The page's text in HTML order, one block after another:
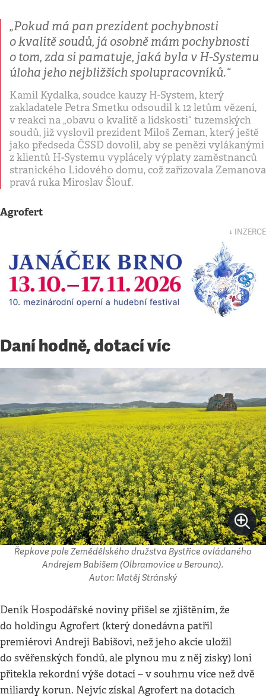
„Pokud má pan prezident pochybnosti
o kvalitě soudů, já osobně mám pochybnosti
o tom, zda si pamatuje, jaká byla v H-Systemu
úloha jeho nejbližších spolupracovníků.“
Kamil Kydalka, soudce kauzy H-System, který
zakladatele Petra Smetku odsoudil k 12 letům vězení,
v reakci na „obavu o kvalitě a lidskosti“ tuzemských
soudů, již vyslovil prezident Miloš Zeman, který ještě
jako předseda ČSSD dovolil, aby se penězi vylákanými
z klientů H-Systemu vyplácely výplaty zaměstnanců
stranického Lidového domu, což zařizovala Zemanova
pravá ruka Miroslav Šlouf.
Agrofert
↓ INZERCE
Daní hodně, dotací víc
Řepkove pole Zemědělského družstva Bystřice ovládaného
Andrejem Babišem (Olbramovice u Berouna).
Autor: Matěj Stránský
Deník Hospodářské noviny přišel se zjištěním, že
do holdingu Agrofert (který donedávna patřil
premiérovi Andreji Babišovi, než jeho akcie uložil
do svěřenských fondů, ale plynou mu z něj zisky) loni
přitekla rekordní výše dotací – v souhrnu více než dvě
miliardy korun. Nejvíc získal Agrofert na dotacích